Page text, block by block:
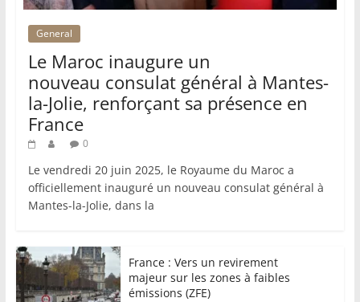
General
Le Maroc inaugure un
nouveau consulat général à Mantes-
la-Jolie, renforçant sa présence en
France
0
Le vendredi 20 juin 2025, le Royaume du Maroc a
officiellement inauguré un nouveau consulat général à
Mantes-la-Jolie, dans la
France : Vers un revirement
majeur sur les zones à faibles
émissions (ZFE)